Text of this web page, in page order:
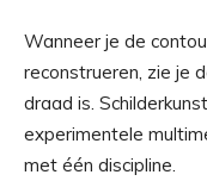
Wanneer je de
reconstrueren, zie je
draad is.
experimentele
met één discipline.